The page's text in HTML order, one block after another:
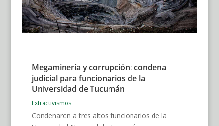
Megaminería y corrupción: condena
judicial para funcionarios de la
Universidad de Tucumán
Extractivismos
Condenaron a tres altos funcionarios de la